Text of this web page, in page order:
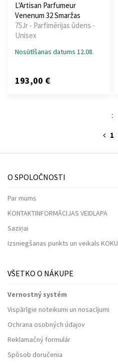
L'Artisan Parfumeur
Venenum 32 Smaržas
75Jr - Parfimērijas ūdens -
Unisex
Nosūtīšanas datums 12.08.
193,00 €
:
1
O SPOLOČNOSTI
Par mums
KONTAKTINFORMĀCIJAS VEIDLAPA
Saziņai
Izsniegšanas punkts un veikals KOKU
VŠETKO O NÁKUPE
Vernostný systém
Vispārīgie noteikumi un nosacījumi
Ochrana osobných údajov
Reklamačný formulár
Spôsob doručenia